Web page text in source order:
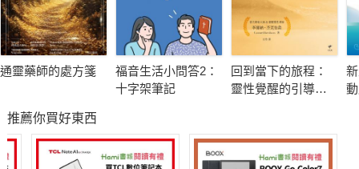
通靈藥師的處方箋
福音生活小問答2：
十字架筆記
回到當下的旅程：
靈性覺醒的引導之
推薦你買好東西